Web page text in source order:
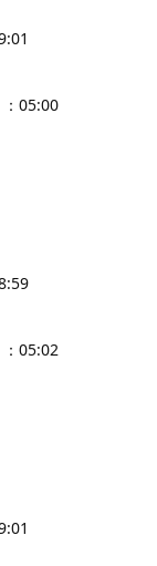
05:00
05:02